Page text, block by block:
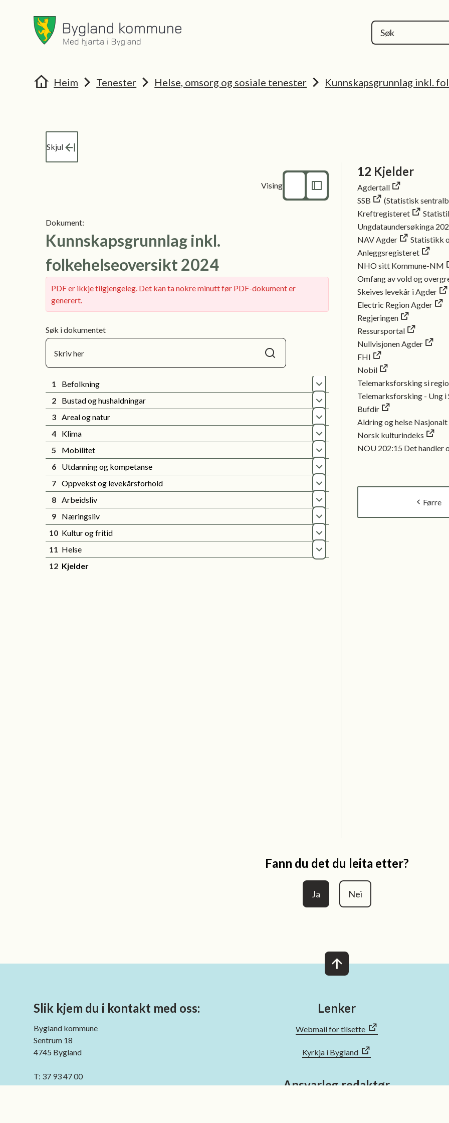
Bygland kommune
Du er her:Heim Tenester Helse, omsorg og sosiale tenester Kunnskapsgrunnlag inkl.
Skjul
Vising
Dokument:
Kunnskapsgrunnlag inkl.
folkehelseoversikt 2024
PDF er ikkje tilgjengeleg. Det kan ta nokre minutt før PDF-dokument er
generert.
Søk i dokumentet
Søk
1 Befolkning
Opne
2 Bustad og hushaldningar
Opne
3 Areal og natur
Opne
4 Klima
Opne
5 Mobilitet
Opne
6 Utdanning og kompetanse
Opne
7 Oppvekst og levekårsforhold
Opne
8 Arbeidsliv
Opne
9 Næringsliv
Opne
10 Kultur og fritid
Opne
11 Helse
Opne
12 Kjelder
12 Kjelder
Agdertall
SSB
(Statistisk
Kreftregisteret
Ungdataundersøkinga
NAV Agder
Statistikk
Anleggsregisteret
NHO sitt Kommune-NM
Omfang av vold og
Skeives levekår i Agder
Electric Region Agder
Regjeringen
Ressursportal
Nullvisjonen Agder
FHI
Nobil
Telemarksforsking si
Telemarksforsking - Ung i
Bufdir
Aldring og helse Nasjonalt
Norsk kulturindeks
NOU 202:15 Det handler
Førre
Fann du det du leita etter?
Ja Nei
Slik kjem du i kontakt med oss:
Bygland kommune
Sentrum 18
4745 Bygland
T: 37 93 47 00
E: post@bygland.kommune.no
Lenker
Webmail for tilsette
Kyrkja i Bygland
Ansvarleg redaktør